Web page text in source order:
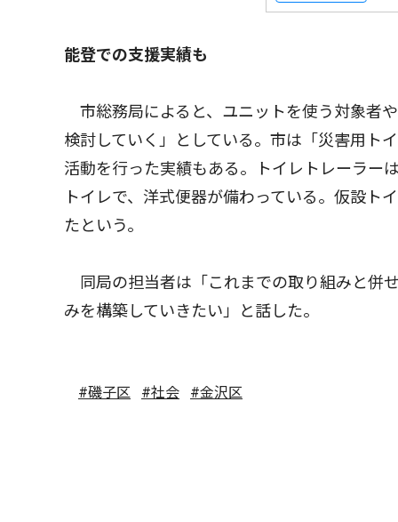
能登での支援実績も
市総務局によると、ユニットを使う対象者
検討していく」としている。市は「災害用ト
活動を行った実績もある。トイレトレーラー
トイレで、洋式便器が備わっている。仮設ト
たという。
同局の担当者は「これまでの取り組みと併
みを構築していきたい」と話した。
#磯子区 #社会 #金沢区